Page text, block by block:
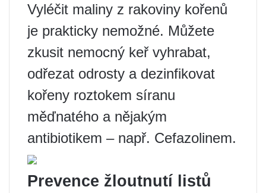
Vyléčit maliny z rakoviny kořenů
je prakticky nemožné. Můžete
zkusit nemocný keř vyhrabat,
odřezat odrosty a dezinfikovat
kořeny roztokem síranu
měďnatého a nějakým
antibiotikem – např. Cefazolinem.
Prevence žloutnutí listů